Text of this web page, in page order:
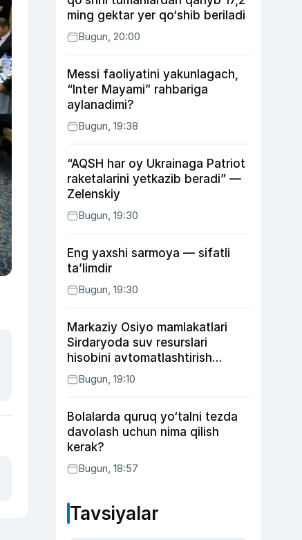
ming gektar yer qo‘shib beriladi
Bugun, 20:00
Messi faoliyatini yakunlagach,
“Inter Mayami” rahbariga
aylanadimi?
Bugun, 19:38
“AQSH har oy Ukrainaga Patriot
raketalarini yetkazib beradi” —
Zelenskiy
Bugun, 19:30
Eng yaxshi sarmoya — sifatli
ta’limdir
Bugun, 19:30
Markaziy Osiyo mamlakatlari
Sirdaryoda suv resurslari
hisobini avtomatlashtirish
rejasini ishlab chiqishni
ma’qulladi
Bugun, 19:10
Bolalarda quruq yo‘talni tezda
davolash uchun nima qilish
kerak?
Bugun, 18:57
Tavsiyalar